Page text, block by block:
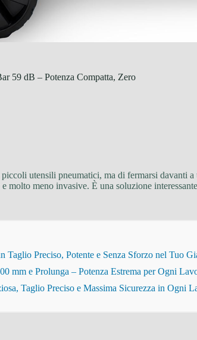
59 dB – Potenza Compatta, Zero
utensili pneumatici, ma di fermarsi davanti
molto meno invasive. È una soluzione
Preciso, Potente e Senza Sforzo nel Tuo
mm e Prolunga – Potenza Estrema per Ogni
Taglio Preciso e Massima Sicurezza in Ogni